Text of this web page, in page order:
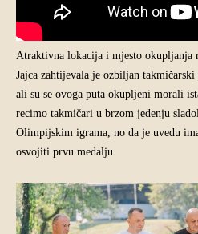
Atraktivna lokacija i mjesto okupljanja
Jajca zahtijevala je ozbiljan
ali su se ovoga puta okupljeni morali
recimo takmičari u brzom jedenju
Olimpijskim igrama, no da je uvedu
osvojiti prvu medalju.